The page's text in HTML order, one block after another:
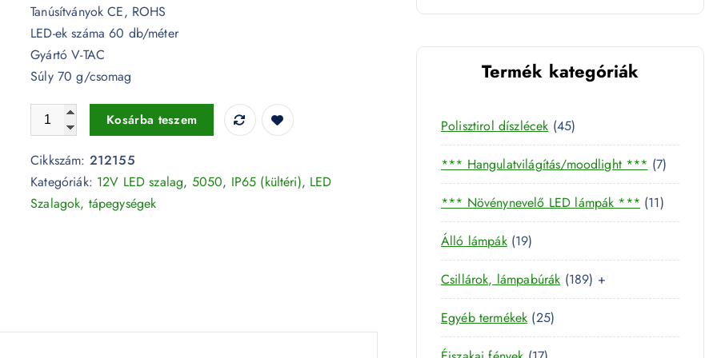
Tanúsítványok CE, ROHS
LED-ek száma 60 db/méter
Gyártó V-TAC
Súly 70 g/csomag
7W LED szalag 5050 - 60 LED/m RGB IP65 - 212155 (5 méter) mennyiség
Kosárba teszem
Cikkszám: 212155
Kategóriák: 12V LED szalag, 5050, IP65 (kültéri), LED
Szalagok, tápegységek
Termék kategóriák
Polisztirol díszlécek 454
5
t
e
r
k
*** Hangulatvilágítás/moodlight *** 77
t
e
r
*** Növénynevelő LED lámpák *** 111
1
e
Álló lámpák 191
9
t
e
r
m
Csillárok, lámpabúrák 1891
8
t
+
Egyéb termékek 252
5